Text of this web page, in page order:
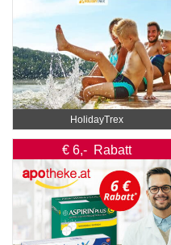
HolidayTrex
€ 6,- Rabatt